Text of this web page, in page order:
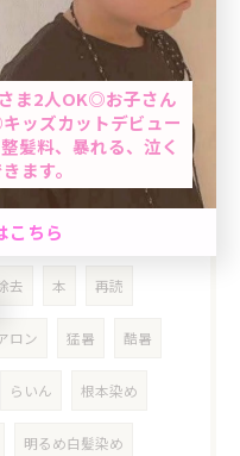
プラ 紫外線
フェイシャル 対策
冷んやり
ント
今日は何の日
去 本 再読
ロン 猛暑 酷暑
らいん 根本染め
明るめ白髪染め
ちら
ま2人OK◎お子さん
ッズカットデビュー
髪料、暴れる、泣く
ます。
こちら
イック白髪染め＆カ
気軽にケア。週末
ある仕上がり☆
ちら